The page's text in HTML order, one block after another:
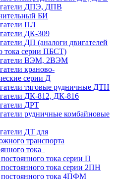
ДПЭ, ДПВ
БИ
ПЛ
ДК-309
ДП (аналоги двигателей
тока серии ПБСТ)
ВЭМ, 2ВЭМ
краново-
серии Д
тяговые рудничные ДТН
ДК-812, ДК-816
ДРТ
рудничные комбайновые
ДТ для
транспорта
тока
тока серии П
тока серии 2ПН
постоянного тока 4ПФМ